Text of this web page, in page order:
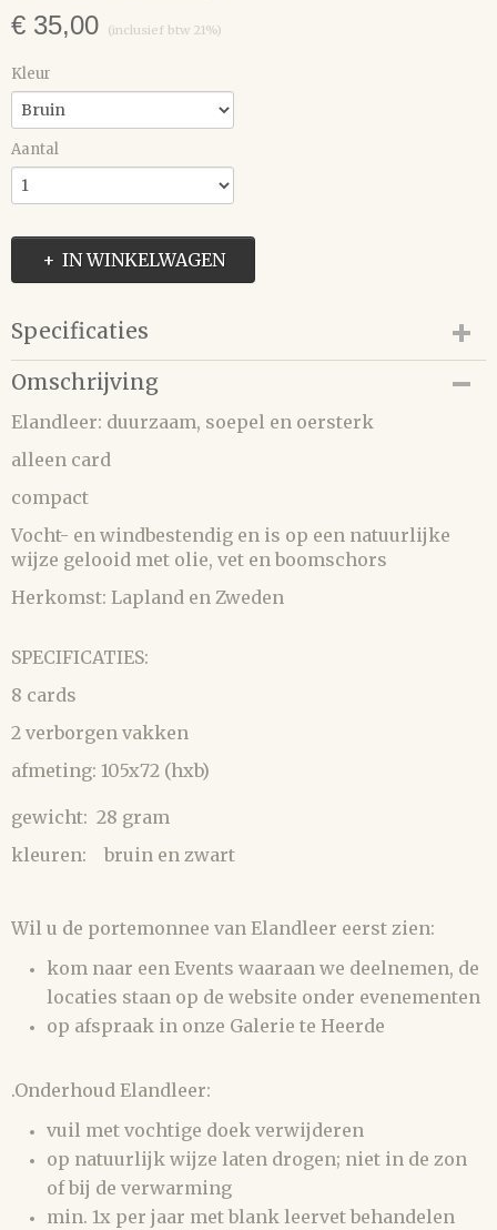
€ 35,00 (inclusief btw 21%)
Kleur
Aantal
IN WINKELWAGEN
Specificaties
Productcode
203-3481
Omschrijving
Elandleer: duurzaam, soepel en oersterk
alleen card
compact
Vocht- en windbestendig en is op een natuurlijke
wijze gelooid met olie, vet en boomschors
Herkomst: Lapland en Zweden
SPECIFICATIES:
8 cards
2 verborgen vakken
afmeting: 105x72 (hxb)
gewicht: 28 gram
kleuren: bruin en zwart
Wil u de portemonnee van Elandleer eerst zien:
kom naar een Events waaraan we deelnemen, de
locaties staan op de website onder evenementen
op afspraak in onze Galerie te Heerde
.Onderhoud Elandleer:
vuil met vochtige doek verwijderen
op natuurlijk wijze laten drogen; niet in de zon
of bij de verwarming
min. 1x per jaar met blank leervet behandelen